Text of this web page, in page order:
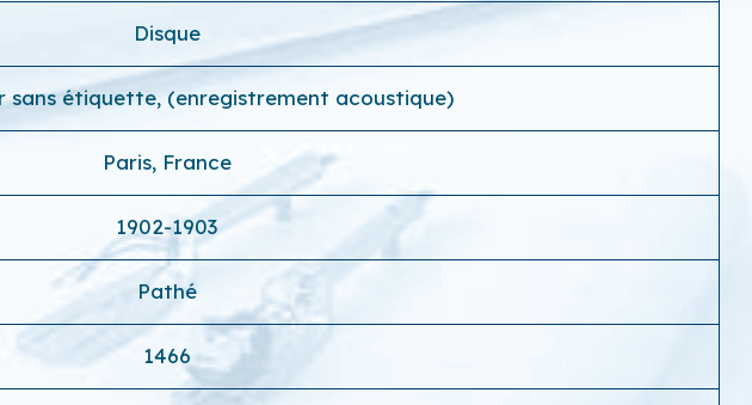
Disque
sans étiquette, (enregistrement acoustique)
Paris, France
1902-1903
Pathé
1466